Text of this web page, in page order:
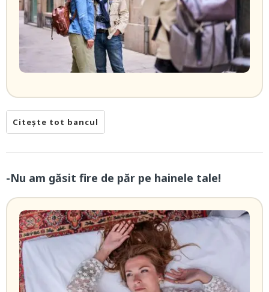
Citește tot bancul
-Nu am găsit fire de păr pe hainele tale!